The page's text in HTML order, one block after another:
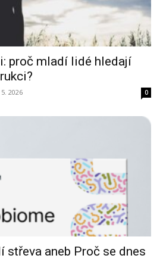
proč mladí lidé hledají
2026 0
střeva aneb Proč se dnes